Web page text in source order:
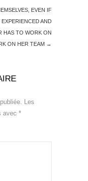
EVEN IF
AND
HAS TO WORK ON
ON HER TEAM →
Les
avec *